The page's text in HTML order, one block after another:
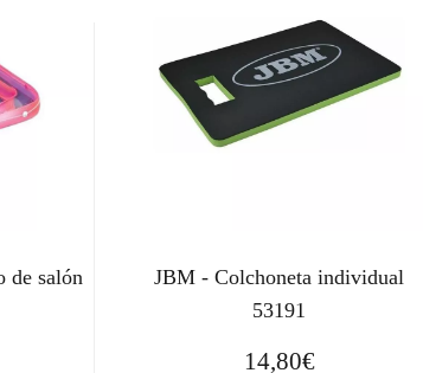
de salón
JBM - Colchoneta individual
53191
14,80€